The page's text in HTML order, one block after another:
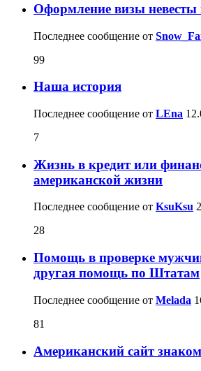
Оформление визы
Последнее сообщение от
99
Наша история
Последнее сообщение от LEna
7
Жизнь в кредит или
американской жизни
Последнее сообщение от KsuKsu
28
Помощь в проверке
другая помощь по Штатам
Последнее сообщение от Melada
81
Американский сайт